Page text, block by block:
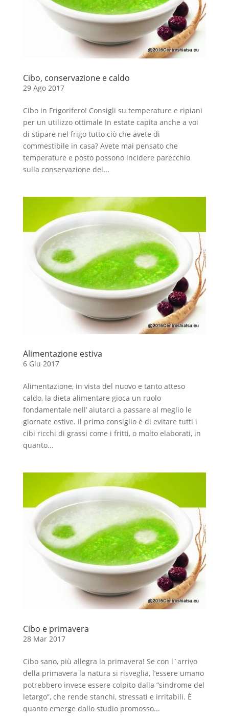
Cibo, conservazione e caldo
29 Ago 2017
Cibo in Frigorifero! Consigli su temperature e ripiani
per un utilizzo ottimale In estate capita anche a voi
di stipare nel frigo tutto ciò che avete di
commestibile in casa? Avete mai pensato che
temperature e posto possono incidere parecchio
sulla conservazione del...
Alimentazione estiva
6 Giu 2017
Alimentazione, in vista del nuovo e tanto atteso
caldo, la dieta alimentare gioca un ruolo
fondamentale nell’ aiutarci a passare al meglio le
giornate estive. Il primo consiglio è di evitare tutti i
cibi ricchi di grassi come i fritti, o molto elaborati, in
quanto...
Cibo e primavera
28 Mar 2017
Cibo sano, più allegra la primavera! Se con l`arrivo
della primavera la natura si risveglia, l’essere umano
potrebbero invece essere colpito dalla “sindrome del
letargo”, che rende stanchi, stressati e irritabili. È
quanto emerge dallo studio promosso...